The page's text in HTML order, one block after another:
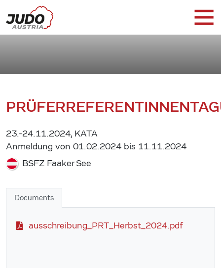
23.-24.11.2024, KATA
Anmeldung von 01.02.2024 bis 11.11.2024
BSFZ Faaker See
Documents
ausschreibung_PRT_Herbst_2024.pdf